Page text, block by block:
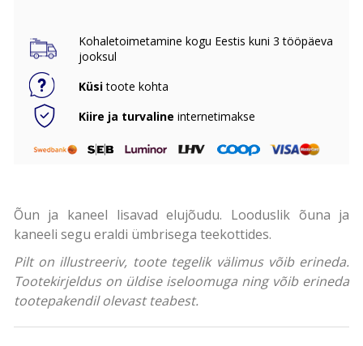
Kohaletoimetamine kogu Eestis kuni 3 tööpäeva
jooksul
Küsitoote kohta
Kiire ja turvaline internetimakse
Õun ja kaneel lisavad elujõudu. Looduslik õuna ja
kaneeli segu eraldi ümbrisega teekottides.
Pilt on illustreeriv, toote tegelik välimus võib erineda.
Tootekirjeldus on üldise iseloomuga ning võib erineda
tootepakendil olevast teabest.